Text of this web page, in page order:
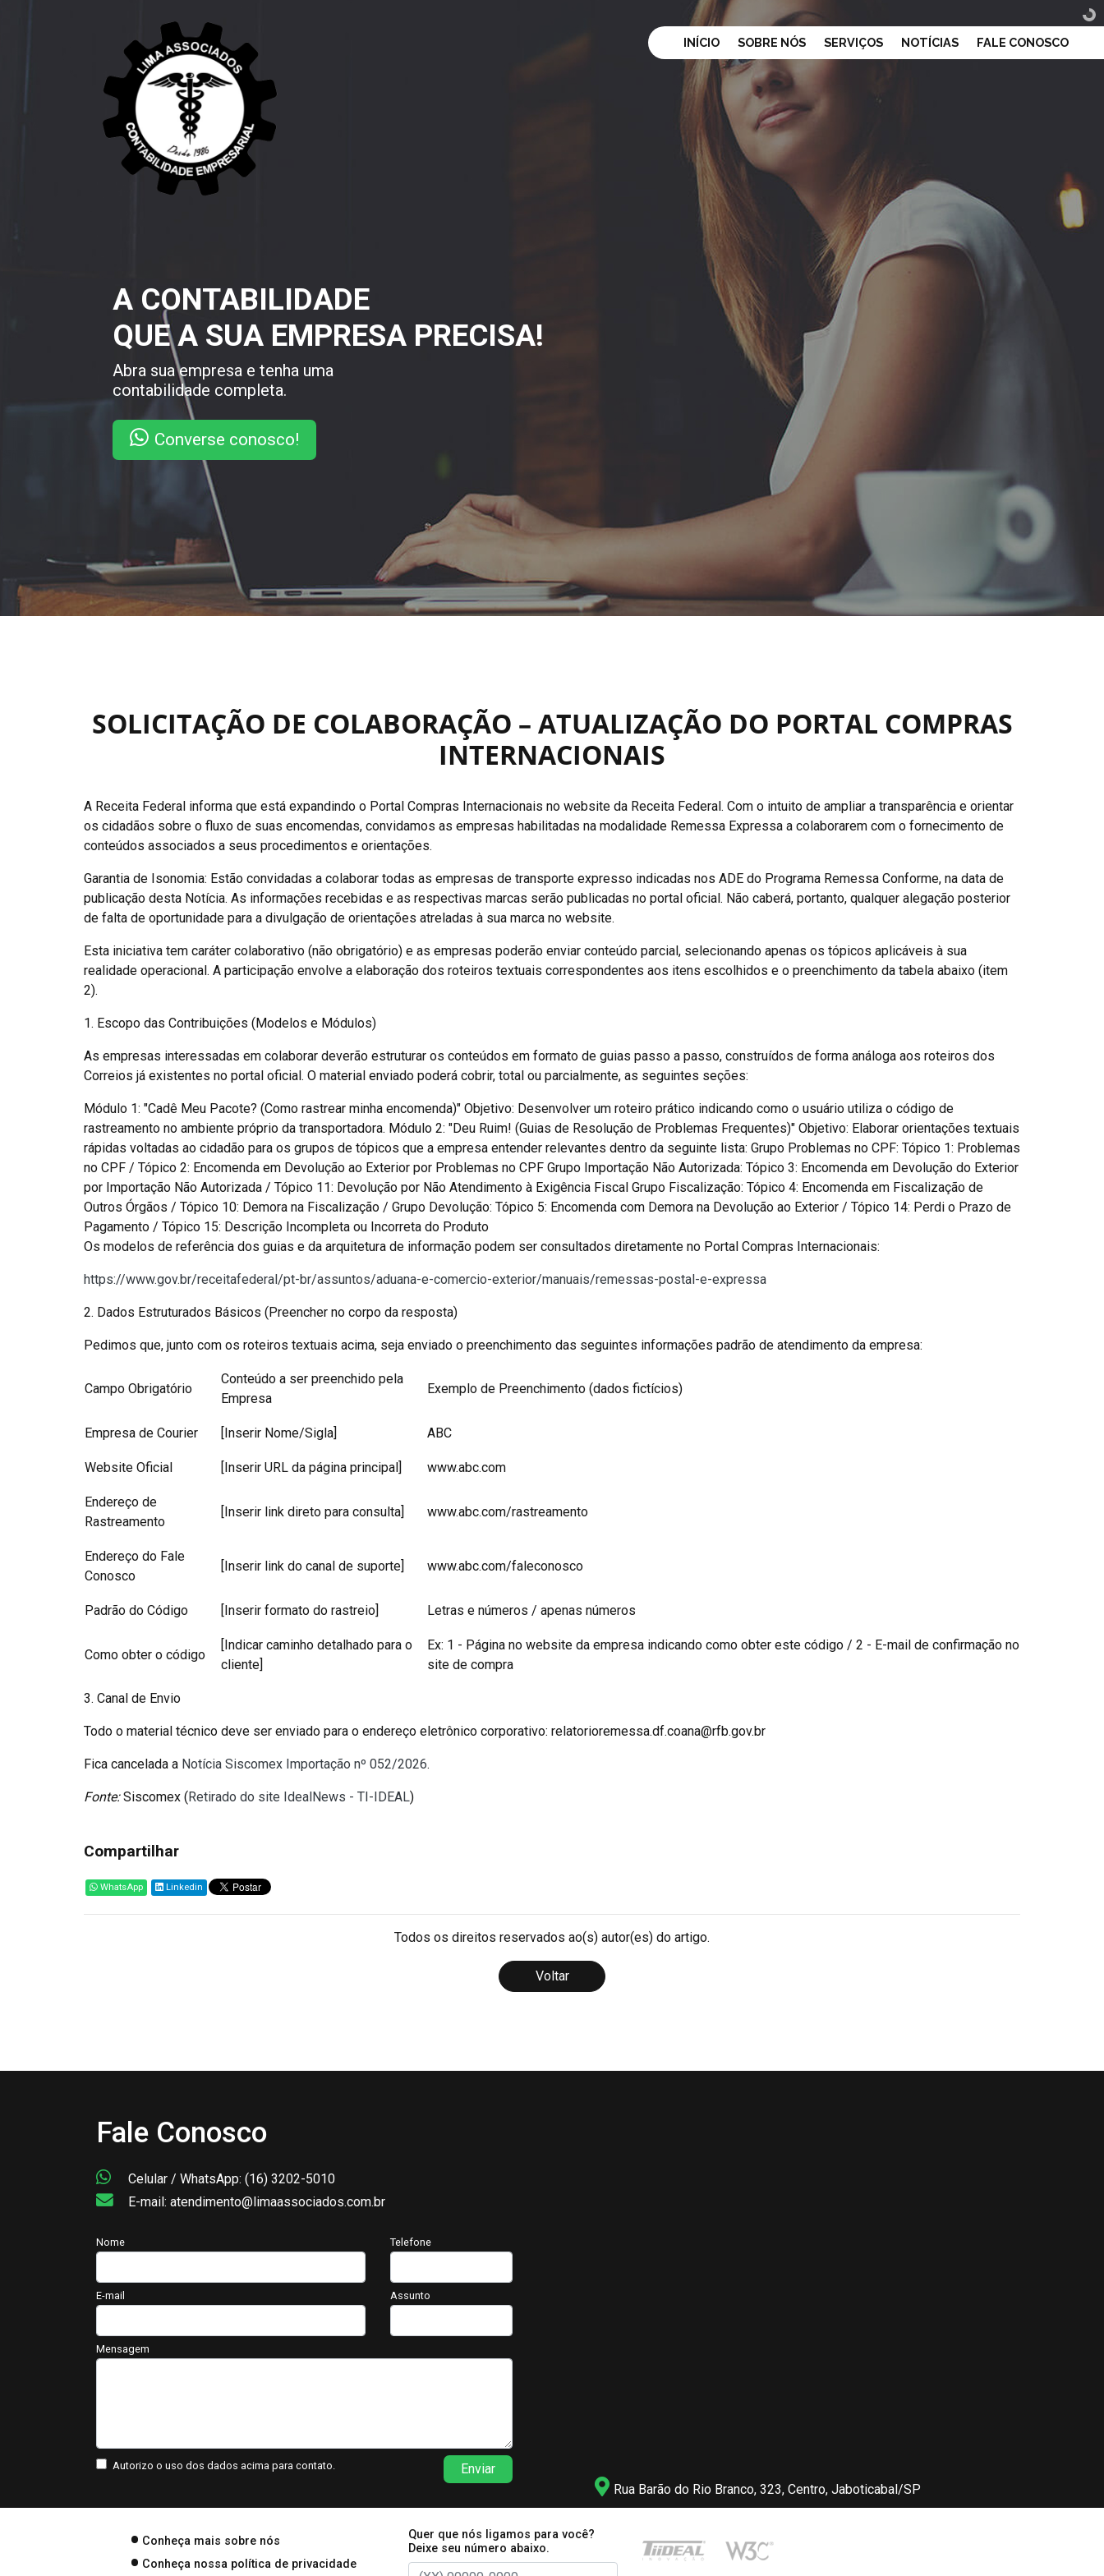
INÍCIO SOBRE NÓS SERVIÇOS NOTÍCIAS FALE CONOSCO
A CONTABILIDADE
QUE A SUA EMPRESA PRECISA!
Abra sua empresa e tenha uma
contabilidade completa.
Converse conosco!
SOLICITAÇÃO DE COLABORAÇÃO – ATUALIZAÇÃO DO PORTAL COMPRAS
INTERNACIONAIS
A Receita Federal informa que está expandindo o Portal Compras Internacionais no website da Receita Federal. Com o intuito de ampliar a transparência e orientar
os cidadãos sobre o fluxo de suas encomendas, convidamos as empresas habilitadas na modalidade Remessa Expressa a colaborarem com o fornecimento de
conteúdos associados a seus procedimentos e orientações.
Garantia de Isonomia: Estão convidadas a colaborar todas as empresas de transporte expresso indicadas nos ADE do Programa Remessa Conforme, na data de
publicação desta Notícia. As informações recebidas e as respectivas marcas serão publicadas no portal oficial. Não caberá, portanto, qualquer alegação posterior
de falta de oportunidade para a divulgação de orientações atreladas à sua marca no website.
Esta iniciativa tem caráter colaborativo (não obrigatório) e as empresas poderão enviar conteúdo parcial, selecionando apenas os tópicos aplicáveis à sua
realidade operacional. A participação envolve a elaboração dos roteiros textuais correspondentes aos itens escolhidos e o preenchimento da tabela abaixo (item
2).
1. Escopo das Contribuições (Modelos e Módulos)
As empresas interessadas em colaborar deverão estruturar os conteúdos em formato de guias passo a passo, construídos de forma análoga aos roteiros dos
Correios já existentes no portal oficial. O material enviado poderá cobrir, total ou parcialmente, as seguintes seções:
Módulo 1: "Cadê Meu Pacote? (Como rastrear minha encomenda)" Objetivo: Desenvolver um roteiro prático indicando como o usuário utiliza o código de
rastreamento no ambiente próprio da transportadora. Módulo 2: "Deu Ruim! (Guias de Resolução de Problemas Frequentes)" Objetivo: Elaborar orientações textuais
rápidas voltadas ao cidadão para os grupos de tópicos que a empresa entender relevantes dentro da seguinte lista: Grupo Problemas no CPF: Tópico 1: Problemas
no CPF / Tópico 2: Encomenda em Devolução ao Exterior por Problemas no CPF Grupo Importação Não Autorizada: Tópico 3: Encomenda em Devolução do Exterior
por Importação Não Autorizada / Tópico 11: Devolução por Não Atendimento à Exigência Fiscal Grupo Fiscalização: Tópico 4: Encomenda em Fiscalização de
Outros Órgãos / Tópico 10: Demora na Fiscalização / Grupo Devolução: Tópico 5: Encomenda com Demora na Devolução ao Exterior / Tópico 14: Perdi o Prazo de
Pagamento / Tópico 15: Descrição Incompleta ou Incorreta do Produto
Os modelos de referência dos guias e da arquitetura de informação podem ser consultados diretamente no Portal Compras Internacionais:
https://www.gov.br/receitafederal/pt-br/assuntos/aduana-e-comercio-exterior/manuais/remessas-postal-e-expressa
2. Dados Estruturados Básicos (Preencher no corpo da resposta)
Pedimos que, junto com os roteiros textuais acima, seja enviado o preenchimento das seguintes informações padrão de atendimento da empresa:
Campo Obrigatório
Conteúdo a ser preenchido pela
Empresa
Exemplo de Preenchimento (dados fictícios)
Empresa de Courier [Inserir Nome/Sigla] ABC
Website Oficial [Inserir URL da página principal] www.abc.com
Endereço de
Rastreamento
[Inserir link direto para consulta] www.abc.com/rastreamento
Endereço do Fale
Conosco
[Inserir link do canal de suporte] www.abc.com/faleconosco
Padrão do Código [Inserir formato do rastreio] Letras e números / apenas números
Como obter o código
[Indicar caminho detalhado para o
cliente]
Ex: 1 - Página no website da empresa indicando como obter este código / 2 - E-mail de confirmação no
site de compra
3. Canal de Envio
Todo o material técnico deve ser enviado para o endereço eletrônico corporativo: relatorioremessa.df.coana@rfb.gov.br
Fica cancelada a Notícia Siscomex Importação nº 052/2026.
Fonte:Siscomex (Retirado do site IdealNews - TI-IDEAL)
Compartilhar
WhatsApp Linkedin
Todos os direitos reservados ao(s) autor(es) do artigo.
Voltar
Fale Conosco
Celular / WhatsApp: (16) 3202-5010
E-mail: atendimento@limaassociados.com.br
Nome Telefone
E-mail Assunto
Mensagem
Autorizo o uso dos dados acima para contato.
Enviar
Rua Barão do Rio Branco, 323, Centro, Jaboticabal/SP
Conheça mais sobre nós
Conheça nossa política de privacidade
Quer que nós ligamos para você?
Deixe seu número abaixo.